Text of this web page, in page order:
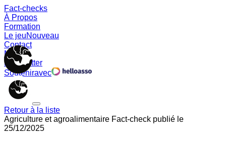
Fact-checks
À Propos
Formation
Le jeuNouveau
Contact
Memes
Newsletter
Souteniravec
Retour à la liste
Agriculture et agroalimentaire Fact-check publié le
25/12/2025